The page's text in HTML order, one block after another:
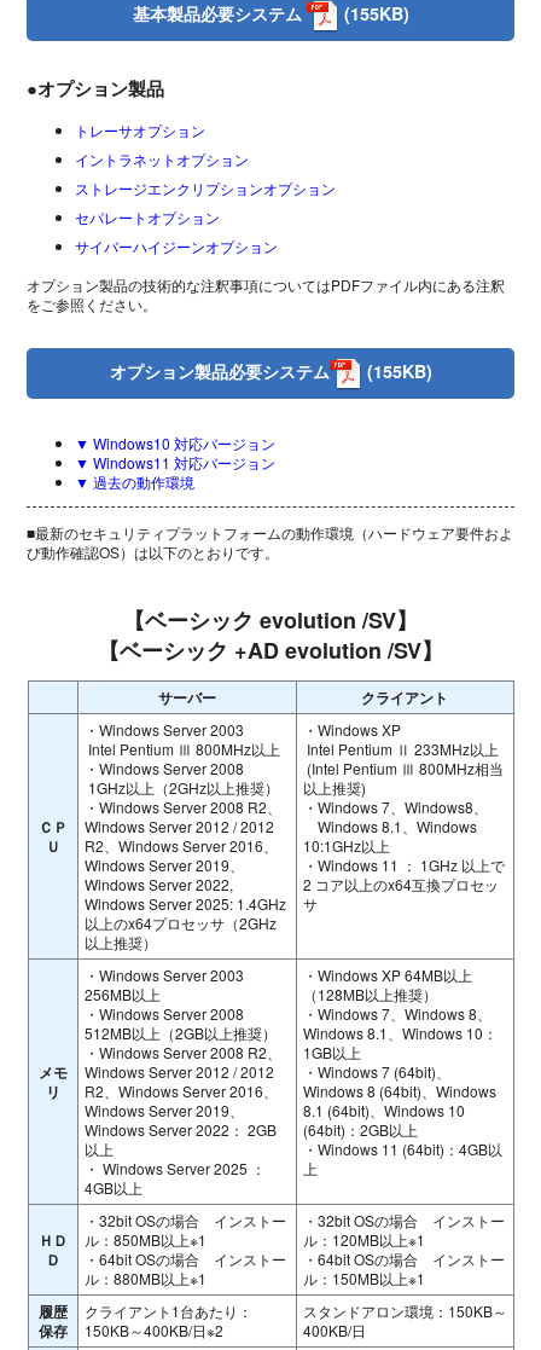
基本製品必要システム (155KB)
●オプション製品
トレーサオプション
イントラネットオプション
ストレージエンクリプションオプション
セパレートオプション
サイバーハイジーンオプション
オプション製品の技術的な注釈事項についてはPDFファイル内にある注釈
をご参照ください。
オプション製品必要システム (155KB)
▼ Windows10 対応バージョン
▼ Windows11 対応バージョン
▼ 過去の動作環境
■最新のセキュリティプラットフォームの動作環境（ハードウェア要件およ
び動作確認OS）は以下のとおりです。
【ベーシック evolution /SV】
【ベーシック +AD evolution /SV】
サーバー クライアント
ＣＰ
Ｕ
・Windows Server 2003
Intel Pentium Ⅲ 800MHz以上
・Windows Server 2008
1GHz以上（2GHz以上推奨）
・Windows Server 2008 R2、
Windows Server 2012 / 2012
R2、Windows Server 2016、
Windows Server 2019、
Windows Server 2022,
Windows Server 2025: 1.4GHz
以上のx64プロセッサ（2GHz
以上推奨）
・Windows XP
Intel Pentium Ⅱ 233MHz以上
(Intel Pentium Ⅲ 800MHz相当
以上推奨)
・Windows 7、Windows8、
Windows 8.1、Windows
10:1GHz以上
・Windows 11 ： 1GHz 以上で
2 コア以上のx64互換プロセッ
サ
メモ
リ
・Windows Server 2003
256MB以上
・Windows Server 2008
512MB以上（2GB以上推奨）
・Windows Server 2008 R2、
Windows Server 2012 / 2012
R2、Windows Server 2016、
Windows Server 2019、
Windows Server 2022： 2GB
以上
・ Windows Server 2025 ：
4GB以上
・Windows XP 64MB以上
（128MB以上推奨）
・Windows 7、Windows 8、
Windows 8.1、Windows 10：
1GB以上
・Windows 7 (64bit)、
Windows 8 (64bit)、Windows
8.1 (64bit)、Windows 10
(64bit)：2GB以上
・Windows 11 (64bit)：4GB以
上
ＨＤ
Ｄ
・32bit OSの場合 インストー
ル：850MB以上※1
・64bit OSの場合 インストー
ル：880MB以上※1
・32bit OSの場合 インストー
ル：120MB以上※1
・64bit OSの場合 インストー
ル：150MB以上※1
履歴
保存
クライアント1台あたり：
150KB～400KB/日※2
スタンドアロン環境：150KB～
400KB/日